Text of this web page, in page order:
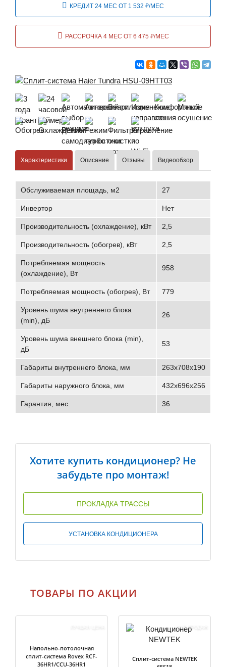
КРЕДИТ 24 МЕС ОТ 1 532 ₽/МЕС
РАССРОЧКА 4 МЕС ОТ 6 475 ₽/МЕС
Характеристики Описание Отзывы Видеообзор
Обслуживаемая площадь, м2 27
Инвертор Нет
Производительность (охлаждение), кВт 2,5
Производительность (обогрев), кВт 2,5
Потребляемая мощность
(охлаждение), Вт
958
Потребляемая мощность (обогрев), Вт 779
Уровень шума внутреннего блока
(min), дБ
26
Уровень шума внешнего блока (min),
дБ
53
Габариты внутреннего блока, мм 263x708x190
Габариты наружного блока, мм 432x696x256
Гарантия, мес. 36
Хотите купить кондиционер? Не
забудьте про монтаж!
ПРОКЛАДКА ТРАССЫ
УСТАНОВКА КОНДИЦИОНЕРА
ТОВАРЫ ПО АКЦИИ
Напольно-потолочная
сплит-система Rovex RCF-
36HR1/CCU-36HR1
Сплит-система NEWTEK
ХИТ ПРОДАЖ